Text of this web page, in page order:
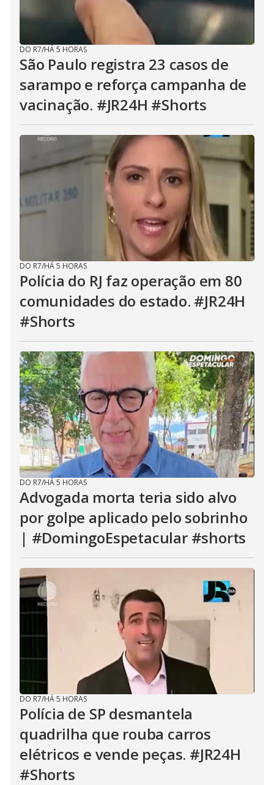
DO R7/HÁ 5 HORAS
São Paulo registra 23 casos de
sarampo e reforça campanha de
vacinação. #JR24H #Shorts
DO R7/HÁ 5 HORAS
Polícia do RJ faz operação em 80
comunidades do estado. #JR24H
#Shorts
DO R7/HÁ 5 HORAS
Advogada morta teria sido alvo
por golpe aplicado pelo sobrinho
| #DomingoEspetacular #shorts
DO R7/HÁ 5 HORAS
Polícia de SP desmantela
quadrilha que rouba carros
elétricos e vende peças. #JR24H
#Shorts